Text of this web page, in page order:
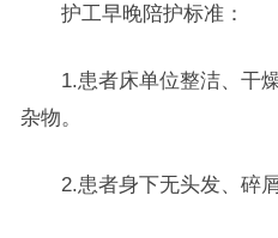
护工早晚陪护标准：
1.患者床单位整洁、干燥
杂物。
2.患者身下无头发、碎屑